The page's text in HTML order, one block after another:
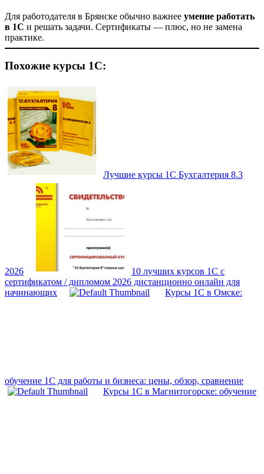
Для работодателя в Брянске обычно важнее умение работать
в 1С и решать задачи. Сертификаты — плюс, но не замена
практике.
Похожие курсы 1С:
Лучшие курсы 1С Бухгалтерия 8.3
2026
10 лучших курсов 1С с
сертификатом / дипломом 2026 дистанционно онлайн для
начинающих
Курсы 1С в Омске:
обучение 1С для работы и бизнеса: цены, обзор, сравнение
Курсы 1С в Магнитогорске: обучение